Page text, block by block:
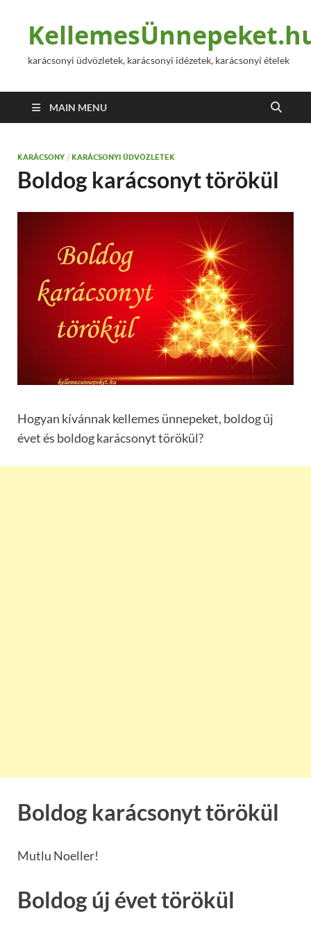
karácsonyi üdvözletek, karácsonyi idézetek, karácsonyi ételek
MAIN MENU
KARÁCSONY / KARÁCSONYI ÜDVÖZLETEK
Boldog karácsonyt törökül
Hogyan kívánnak kellemes ünnepeket, boldog új
évet és boldog karácsonyt törökül?
Boldog karácsonyt törökül
Mutlu Noeller!
Boldog új évet törökül